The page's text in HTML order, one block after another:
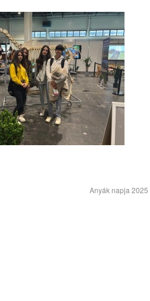
Anyák napja 2025